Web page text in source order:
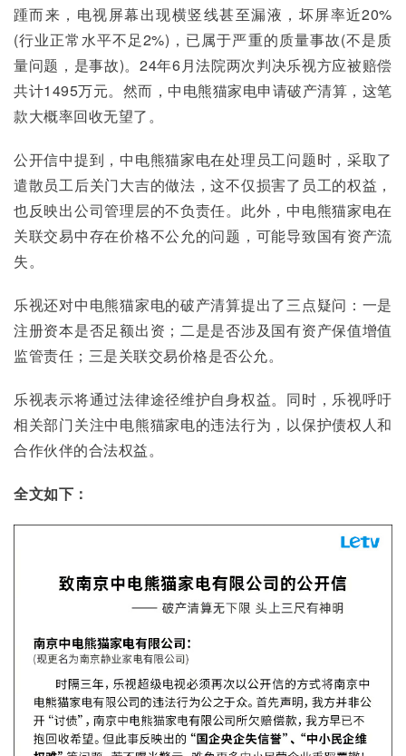
踵而来，电视屏幕出现横竖线甚至漏液，坏屏率近20%
(行业正常水平不足2%)，已属于严重的质量事故(不是质
量问题，是事故)。24年6月法院两次判决乐视方应被赔偿
共计1495万元。然而，中电熊猫家电申请破产清算，这笔
款大概率回收无望了。
公开信中提到，中电熊猫家电在处理员工问题时，采取了
遣散员工后关门大吉的做法，这不仅损害了员工的权益，
也反映出公司管理层的不负责任。此外，中电熊猫家电在
关联交易中存在价格不公允的问题，可能导致国有资产流
失。
乐视还对中电熊猫家电的破产清算提出了三点疑问：一是
注册资本是否足额出资；二是是否涉及国有资产保值增值
监管责任；三是关联交易价格是否公允。
乐视表示将通过法律途径维护自身权益。同时，乐视呼吁
相关部门关注中电熊猫家电的违法行为，以保护债权人和
合作伙伴的合法权益。
全文如下：